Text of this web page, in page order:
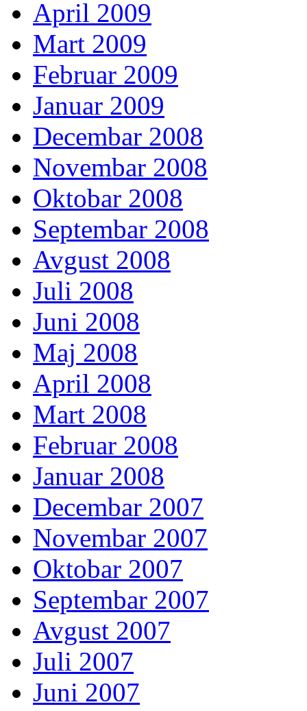
April 2009
Mart 2009
Februar 2009
Januar 2009
Decembar 2008
Novembar 2008
Oktobar 2008
Septembar 2008
Avgust 2008
Juli 2008
Juni 2008
Maj 2008
April 2008
Mart 2008
Februar 2008
Januar 2008
Decembar 2007
Novembar 2007
Oktobar 2007
Septembar 2007
Avgust 2007
Juli 2007
Juni 2007